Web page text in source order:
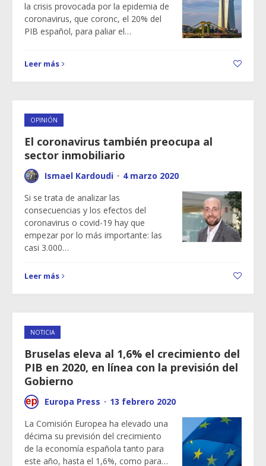
la crisis provocada por la epidemia de
coronavirus, que coronc, el 20% del
PIB español, para paliar el…
Leer más
OPINIÓN
El coronavirus también preocupa al
sector inmobiliario
Ismael Kardoudi · 4 marzo 2020
Si se trata de analizar las
consecuencias y los efectos del
coronavirus o covid-19 hay que
empezar por lo más importante: las
casi 3.000…
Leer más
NOTICIA
Bruselas eleva al 1,6% el crecimiento del
PIB en 2020, en línea con la previsión del
Gobierno
Europa Press · 13 febrero 2020
La Comisión Europea ha elevado una
décima su previsión del crecimiento
de la economía española tanto para
este año, hasta el 1,6%, como para…